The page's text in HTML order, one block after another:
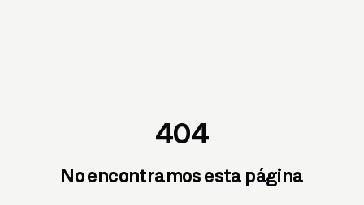
404
No encontramos esta página